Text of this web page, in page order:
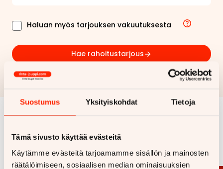
Suostumus Yksityiskohdat Tietoja
Tämä sivusto käyttää evästeitä
Käytämme evästeitä tarjoamamme sisällön ja mainosten
räätälöimiseen, sosiaalisen median ominaisuuksien
Haluan myös tarjouksen vakuutuksesta
Hae rahoitustarjous
Rahoituslaskelma on suuntaa antava ja edellyttää hyväksytyn